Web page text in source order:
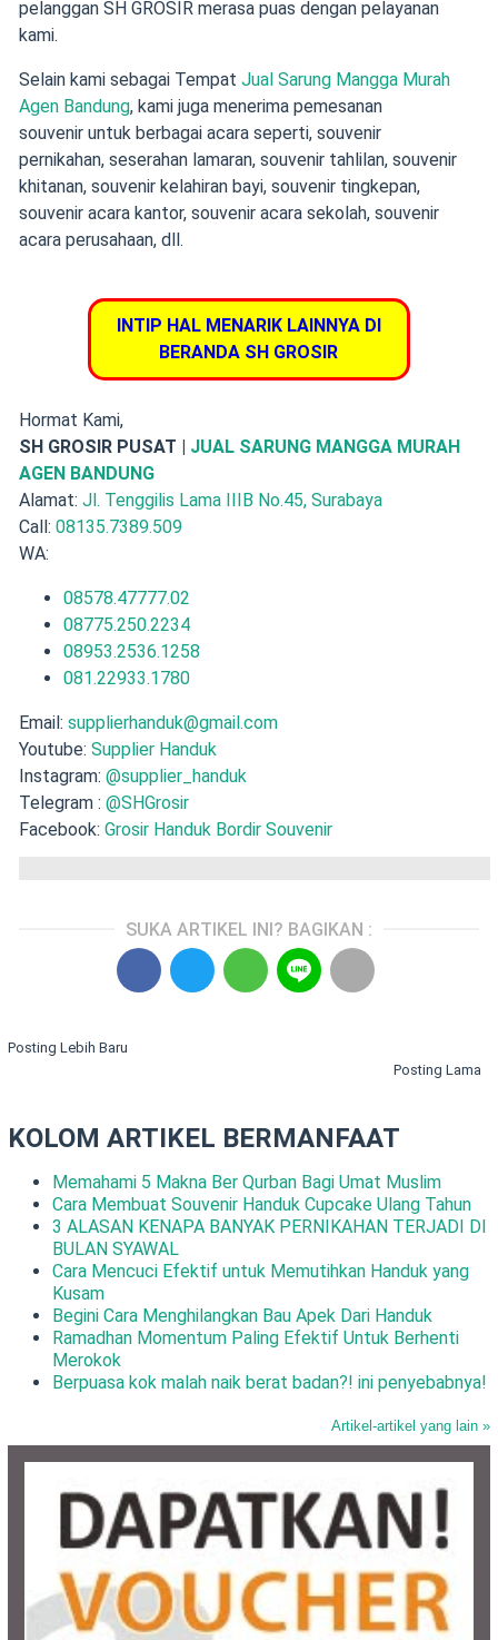
pelanggan SH GROSIR merasa puas dengan pelayanan
kami.
Selain kami sebagai Tempat Jual Sarung Mangga Murah
Agen Bandung, kami juga menerima pemesanan
souvenir untuk berbagai acara seperti, souvenir
pernikahan, seserahan lamaran, souvenir tahlilan, souvenir
khitanan, souvenir kelahiran bayi, souvenir tingkepan,
souvenir acara kantor, souvenir acara sekolah, souvenir
acara perusahaan, dll.
INTIP HAL MENARIK LAINNYA DI
BERANDA SH GROSIR
Hormat Kami,
SH GROSIR PUSAT | JUAL SARUNG MANGGA MURAH
AGEN BANDUNG
Alamat: Jl. Tenggilis Lama IIIB No.45, Surabaya
Call: 08135.7389.509
WA:
08578.47777.02
08775.250.2234
08953.2536.1258
081.22933.1780
Email: supplierhanduk@gmail.com
Youtube: Supplier Handuk
Instagram: @supplier_handuk
Telegram : @SHGrosir
Facebook: Grosir Handuk Bordir Souvenir
SUKA ARTIKEL INI? BAGIKAN :
Posting Lebih Baru
Posting Lama
KOLOM ARTIKEL BERMANFAAT
Memahami 5 Makna Ber Qurban Bagi Umat Muslim
Cara Membuat Souvenir Handuk Cupcake Ulang Tahun
3 ALASAN KENAPA BANYAK PERNIKAHAN TERJADI DI
BULAN SYAWAL
Cara Mencuci Efektif untuk Memutihkan Handuk yang
Kusam
Begini Cara Menghilangkan Bau Apek Dari Handuk
Ramadhan Momentum Paling Efektif Untuk Berhenti
Merokok
Berpuasa kok malah naik berat badan?! ini penyebabnya!
Artikel-artikel yang lain »